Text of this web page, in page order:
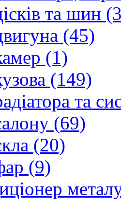
та шин
(45)
(1)
(149)
та
(69)
(20)
(9)